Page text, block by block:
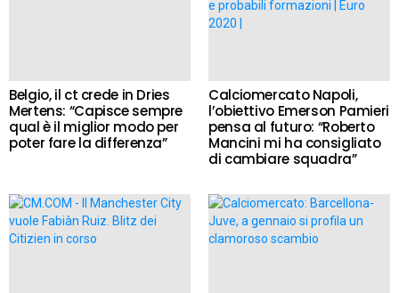
Belgio, il ct crede in Dries
Mertens: “Capisce sempre
qual è il miglior modo per
poter fare la differenza”
Calciomercato Napoli,
l’obiettivo Emerson Pamieri
pensa al futuro: “Roberto
Mancini mi ha consigliato
di cambiare squadra”